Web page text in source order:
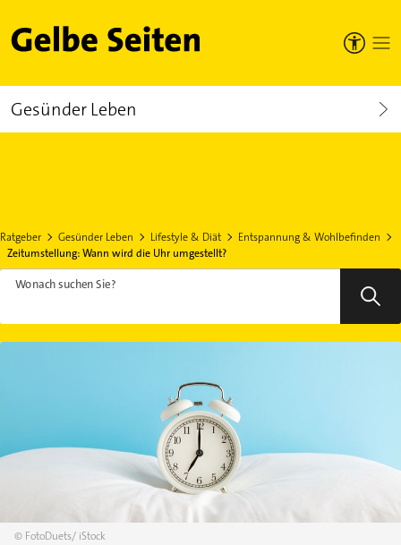
Gelbe Seiten
Gesünder Leben
Ratgeber Gesünder Leben Lifestyle & Diät
Entspannung & Wohlbefinden
Zeitumstellung: Wann wird die Uhr umgestellt?
Wonach suchen Sie?
© FotoDuets/ iStock